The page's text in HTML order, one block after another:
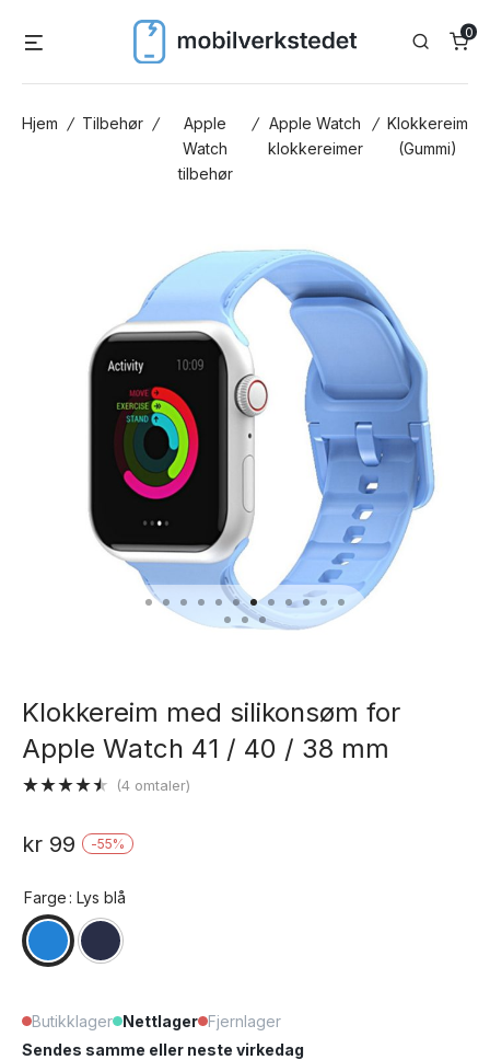
Search
0
Hjem / Tilbehør /
Apple
Watch
tilbehør
/ Apple Watch
klokkereimer
/ Klokkereim
(Gummi)
Klokkereim med silikonsøm for
Apple Watch 41 / 40 / 38 mm
basert på
(4 omtaler)
kr 99 -55%
Farge : Lys blå
Butikklager Nettlager Fjernlager
Sendes samme eller neste virkedag